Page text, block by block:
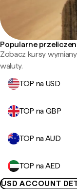
Popularne
Zobacz kursy
waluty.
TOP na USD
TOP na GBP
TOP na AUD
TOP na AED
USD ACCOUNT